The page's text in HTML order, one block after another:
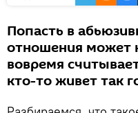
Попасть в
отношения может
вовремя
кто-то живет так